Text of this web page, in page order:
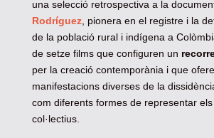
una selecció retrospectiva a la
Rodríguez, pionera en el registre i la
de la població rural i indígena a
de setze films que configuren un
per la creació contemporània i que
manifestacions diverses de la
com diferents formes de representar
col·lectius.